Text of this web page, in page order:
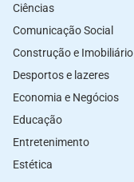
Ciências
Comunicação Social
Construção e Imobiliário
Desportos e lazeres
Economia e Negócios
Educação
Entretenimento
Estética